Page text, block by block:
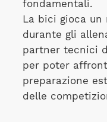
fondamentali.
La bici gioca
durante gli
partner tecnici
per poter
preparazione
delle